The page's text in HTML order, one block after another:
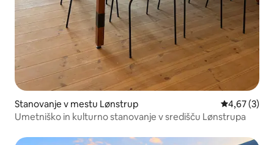
Stanovanje v mestu Lønstrup Povprečna
4,67 (3)
Umetniško in kulturno stanovanje v središču Lønstrupa